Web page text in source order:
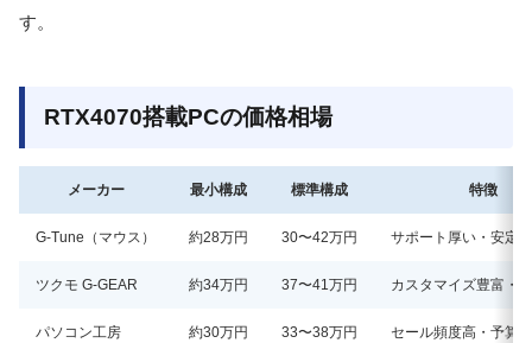
す。
RTX4070搭載PCの価格相場
メーカー 最小構成 標準構成 特徴
G-Tune（マウス） 約28万円 30〜42万円 サポート厚い・安定
ツクモ G-GEAR 約34万円 37〜41万円 カスタマイズ豊富・
パソコン工房 約30万円 33〜38万円 セール頻度高・予算